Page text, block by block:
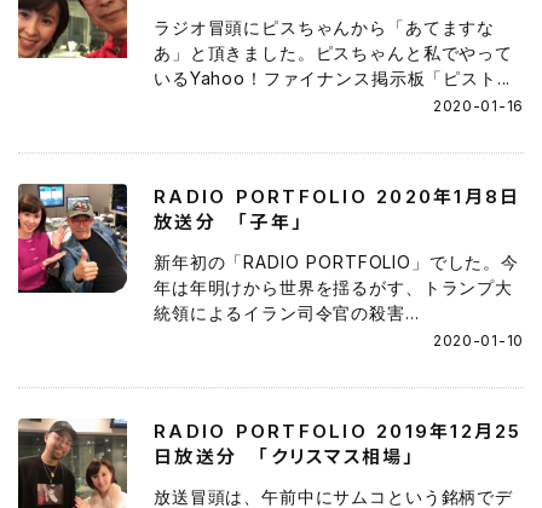
ラジオ冒頭にピスちゃんから「あてますな
あ」と頂きました。ピスちゃんと私でやって
いるYahoo！ファイナンス掲示板「ピスト...
2020-01-16
RADIO PORTFOLIO 2020年1月8日
放送分 「子年」
新年初の「RADIO PORTFOLIO」でした。今
年は年明けから世界を揺るがす、トランプ大
統領によるイラン司令官の殺害...
2020-01-10
RADIO PORTFOLIO 2019年12月25
日放送分 「クリスマス相場」
放送冒頭は、午前中にサムコという銘柄でデ